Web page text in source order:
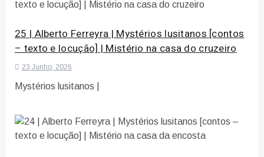
25 | Alberto Ferreyra | Mystérios lusitanos [contos
– texto e locução] | Mistério na casa do cruzeiro
23 Junho, 2026
Mystérios lusitanos |